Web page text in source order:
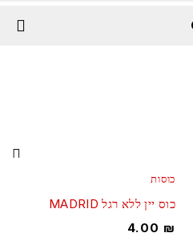
כוסות
כוס יין ללא רגל MADRID
4.00₪